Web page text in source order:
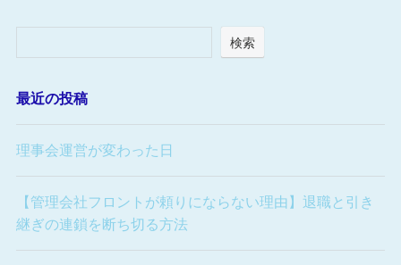
検索
最近の投稿
理事会運営が変わった日
【管理会社フロントが頼りにならない理由】退職と引き
継ぎの連鎖を断ち切る方法